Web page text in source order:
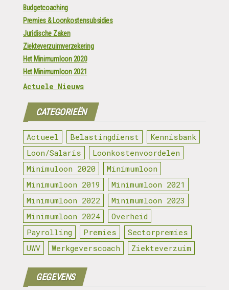
Budgetcoaching
Premies & Loonkostensubsidies
Juridische Zaken
Ziekteverzuimverzekering
Het Minimumloon 2020
Het Minimumloon 2021
Actuele Nieuws
CATEGORIEËN
Actueel Belastingdienst
Kennisbank
Loon/Salaris
Loonkostenvoordelen
Minimuloon 2020
Minimumloon
Minimumloon 2019
Minimumloon 2021
Minimumloon 2022
Minimumloon 2023
Minimumloon 2024
Overheid
Payrolling
Premies
Sectorpremies
UWV
Werkgeverscoach Ziekteverzuim
GEGEVENS